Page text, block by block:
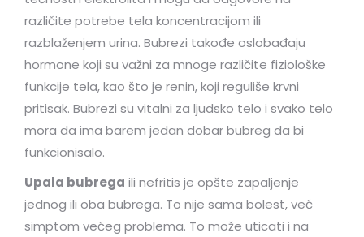
različite potrebe tela koncentracijom ili
razblaženjem urina. Bubrezi takođe oslobađaju
hormone koji su važni za mnoge različite fiziološke
funkcije tela, kao što je renin, koji reguliše krvni
pritisak. Bubrezi su vitalni za ljudsko telo i svako telo
mora da ima barem jedan dobar bubreg da bi
funkcionisalo.
Upala bubrega ili nefritis je opšte zapaljenje
jednog ili oba bubrega. To nije sama bolest, već
simptom većeg problema. To može uticati i na